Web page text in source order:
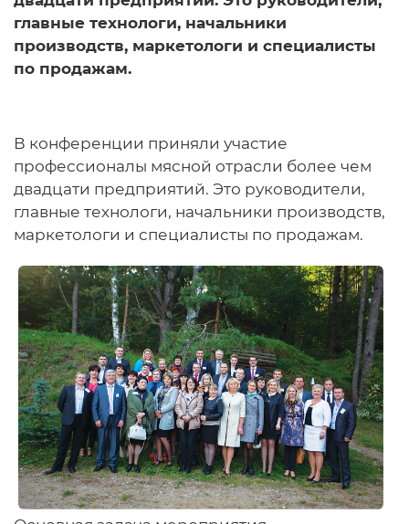
главные технологи, начальники
производств, маркетологи и специалисты
по продажам.
В конференции приняли участие
профессионалы мясной отрасли более чем
двадцати предприятий. Это руководители,
главные технологи, начальники производств,
маркетологи и специалисты по продажам.